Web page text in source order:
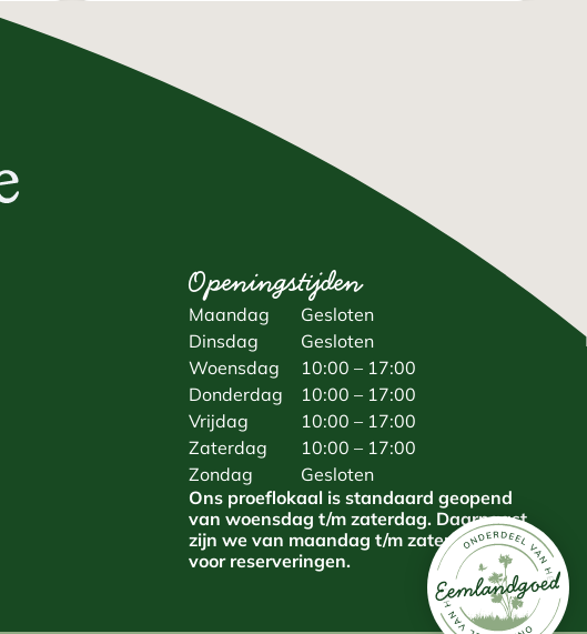
Openingstijden
Maandag
Gesloten
Dinsdag
Gesloten
Woensdag
10:00 – 17:00
Donderdag
10:00 – 17:00
Vrijdag
10:00 – 17:00
Zaterdag
10:00 – 17:00
Zondag
Gesloten
Ons proeflokaal is standaard geopend
van woensdag t/m zaterdag. Daarnaast
zijn we van maandag t/m zaterdag open
voor reserveringen.